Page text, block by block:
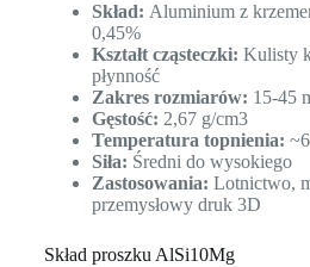
Skład: Aluminium z
0,45%
Kształt cząsteczki: Kulisty
płynność
Zakres rozmiarów: 15-45
Gęstość: 2,67 g/cm3
Temperatura topnienia:
Siła: Średni do wysokiego
Zastosowania: Lotnictwo,
przemysłowy druk 3D
Skład proszku AlSi10Mg